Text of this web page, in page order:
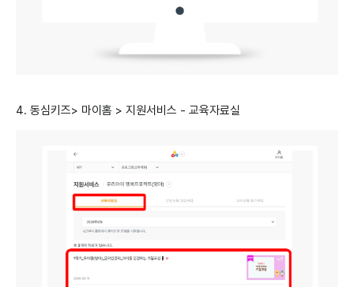
4. 동심키즈> 마이홈 > 지원서비스 - 교육자료실